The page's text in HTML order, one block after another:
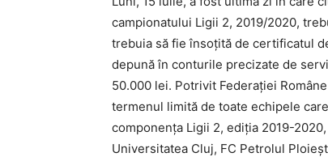
campionatului Ligii 2, 2019/2020,
trebuia să fie însoţită de certificatul
depună în conturile precizate de
50.000 lei. Potrivit Federaţiei
termenul limită de toate echipele
componenţa Ligii 2, ediţia 2019-
Universitatea Cluj, FC Petrolul